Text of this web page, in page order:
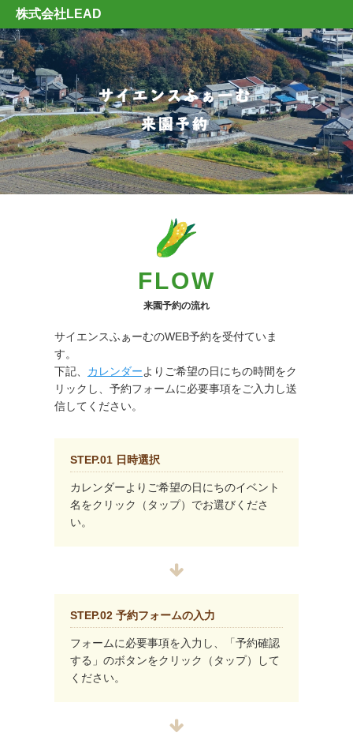
株式会社LEAD
FLOW
来園予約の流れ
サイエンスふぁーむのWEB予約を受付ていま
す。
下記、 カレンダーよりご希望の日にちの時間をク
リックし、予約フォームに必要事項をご入力し送
信してください。
STEP.01 日時選択
カレンダーよりご希望の日にちのイベント
名をクリック（タップ）でお選びくださ
い。
STEP.02 予約フォームの入力
フォームに必要事項を入力し、「予約確認
する」のボタンをクリック（タップ）して
ください。